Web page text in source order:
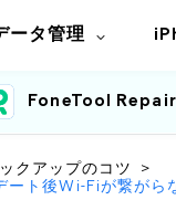
ータ管理
FoneTool Repair
クアップのコツ
>
ート後Wi-Fiが繋がら